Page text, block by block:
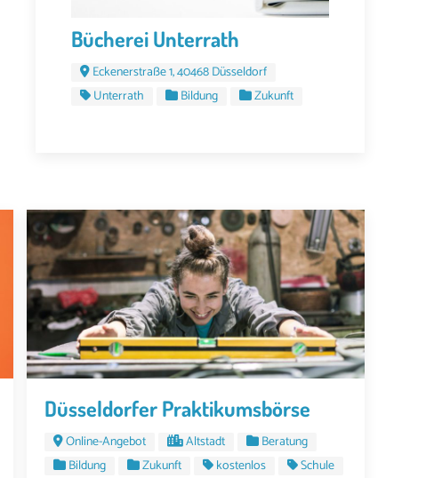
Bücherei Unterrath
Eckenerstraße 1, 40468 Düsseldorf
Unterrath
Bildung Zukunft
Düsseldorfer Praktikumsbörse
Online-Angebot Altstadt
Beratung
Bildung
Zukunft kostenlos Schule